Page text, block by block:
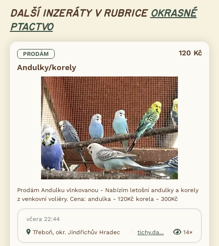
DALŠÍ INZERÁTY V RUBRICE OKRASNÉ
PTACTVO
PRODÁM
Andulky/korely
120 Kč
Prodám Andulku vlnkovanou - Nabízím letošní andulky a korely
z venkovní voliéry. Cena: andulka - 120Kč korela - 300Kč
včera 22:44
Třeboň, okr. Jindřichův Hradec
tichy.da... 14×